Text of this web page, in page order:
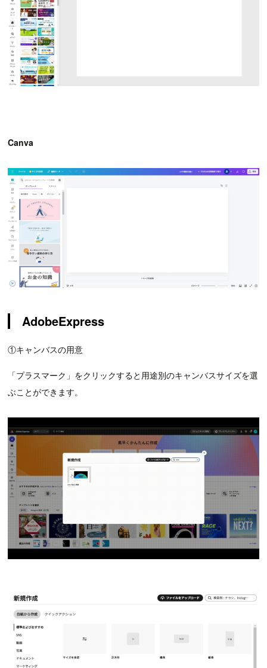
Canva
AdobeExpress
①キャンバスの用意
「プラスマーク」をクリックすると用途別のキャンバスサイズを選
ぶことができます。